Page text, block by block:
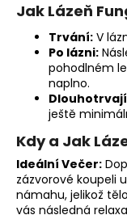
Jak Lázeň
Trvání: V
Po lázni:
pohodlném
naplno.
ještě
Kdy a Jak
Ideální Večer:
zázvorové koupeli
námahu, jelikož
vás následná